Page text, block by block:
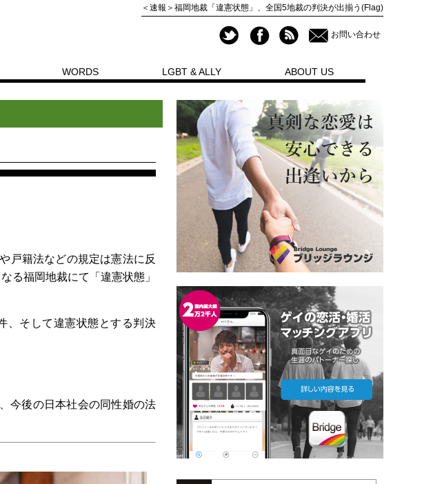
＜速報＞福岡地裁「違憲状態」、全国5地裁の判決が出揃う(Flag)
お問い合わせ
WORDS LGBT & ALLY ABOUT US
戸籍法などの規定は憲法に反
る福岡地裁にて「違憲状態」
、そして違憲状態とする判決
今後の日本社会の同性婚の法